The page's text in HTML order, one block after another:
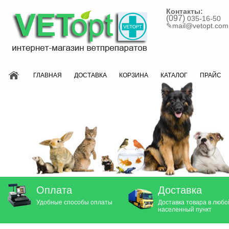
Контакты:
(097) 035-16-50
✎mail@vetopt.com
ГЛАВНАЯ ДОСТАВКА КОРЗИНА КАТАЛОГ ПРАЙС
Оплата
Удобные способы оплаты
Доставка
Доставка товара в
населенный пункт